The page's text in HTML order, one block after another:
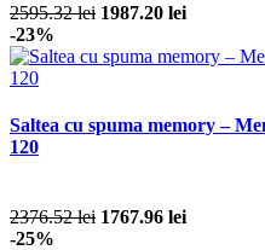
2595.32 lei 1987.20 lei
-23%
Saltea cu spuma memory –
120
2376.52 lei 1767.96 lei
-25%